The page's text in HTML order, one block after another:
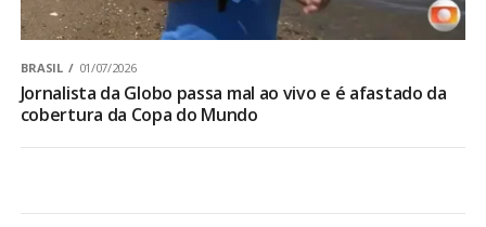
BRASIL 01/07/2026
Jornalista da Globo passa mal ao vivo e é afastado da
cobertura da Copa do Mundo